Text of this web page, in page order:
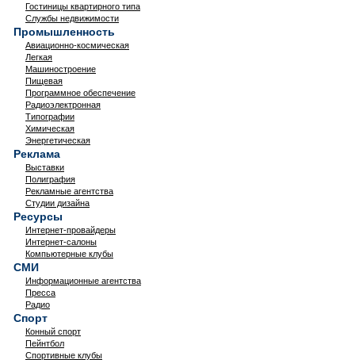
Гостиницы квартирного типа
Службы недвижимости
Промышленность
Авиационно-космическая
Легкая
Машиностроение
Пищевая
Программное обеспечение
Радиоэлектронная
Типографии
Химическая
Энергетическая
Реклама
Выставки
Полиграфия
Рекламные агентства
Студии дизайна
Ресурсы
Интернет-провайдеры
Интернет-салоны
Компьютерные клубы
СМИ
Информационные агентства
Пресса
Радио
Спорт
Конный спорт
Пейнтбол
Спортивные клубы